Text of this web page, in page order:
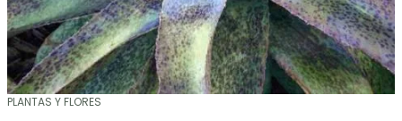
PLANTAS Y FLORES